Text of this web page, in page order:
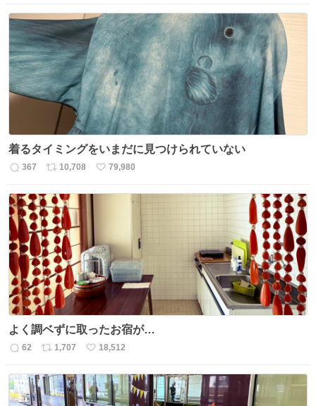
数
ス
ト
数
ね
数
着るタイミングをいまだに見つけられていない
返
数
367
リ
ス
ト
数
10,708
い
79,980
よく調ベずに取ったお宿が…
返
数
62
リ
ス
ト
1,707
い
ね
数
18,512